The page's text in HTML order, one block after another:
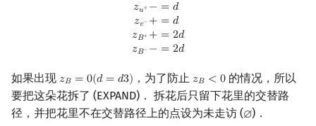
𝑧𝑢+ − = 𝑑
𝑧𝑣− + = 𝑑
𝑧𝐵+ + = 2𝑑
𝑧𝐵− − = 2𝑑
+=dzB++=
如果出现 𝑧𝐵 = 0(𝑑 = 𝑑3)
zB =0 d=d 3) ，为了防止𝑧𝐵 < 0
zB <0
的情况，所以
要把这朵花拆了 (EXPAND)． 拆花后只留下花里的交替路
径，并把花里不在交替路径上的点设为未走访 (∅
∅)．